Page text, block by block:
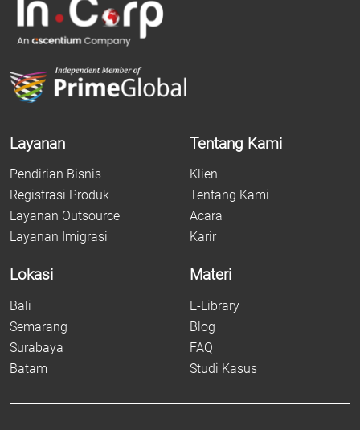
Layanan
Pendirian Bisnis
Registrasi Produk
Layanan Outsource
Layanan Imigrasi
Tentang Kami
Klien
Tentang Kami
Acara
Karir
Lokasi
Bali
Semarang
Surabaya
Batam
Materi
E-Library
Blog
FAQ
Studi Kasus